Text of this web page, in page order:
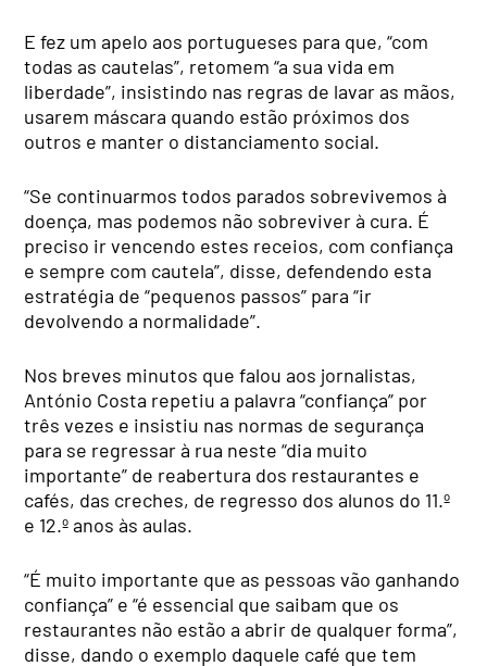
E fez um apelo aos portugueses para que, “com
todas as cautelas”, retomem “a sua vida em
liberdade”, insistindo nas regras de lavar as mãos,
usarem máscara quando estão próximos dos
outros e manter o distanciamento social.
“Se continuarmos todos parados sobrevivemos à
doença, mas podemos não sobreviver à cura. É
preciso ir vencendo estes receios, com confiança
e sempre com cautela”, disse, defendendo esta
estratégia de “pequenos passos” para “ir
devolvendo a normalidade”.
Nos breves minutos que falou aos jornalistas,
António Costa repetiu a palavra “confiança” por
três vezes e insistiu nas normas de segurança
para se regressar à rua neste “dia muito
importante” de reabertura dos restaurantes e
cafés, das creches, de regresso dos alunos do 11.º
e 12.º anos às aulas.
“É muito importante que as pessoas vão ganhando
confiança” e “é essencial que saibam que os
restaurantes não estão a abrir de qualquer forma”,
disse, dando o exemplo daquele café que tem